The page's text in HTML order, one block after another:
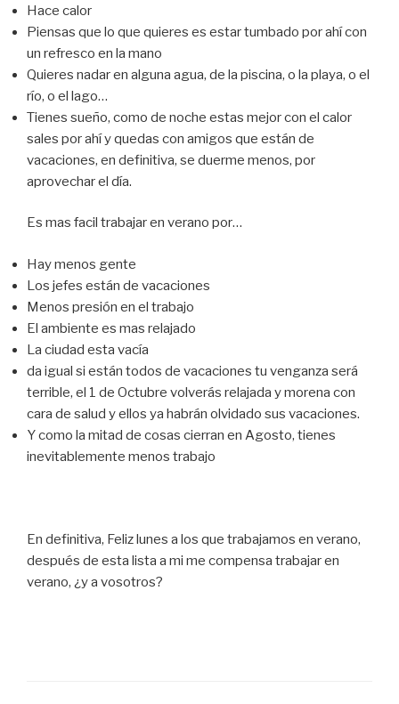
Hace calor
Piensas que lo que quieres es estar tumbado por ahí con
un refresco en la mano
Quieres nadar en alguna agua, de la piscina, o la playa, o el
río, o el lago…
Tienes sueño, como de noche estas mejor con el calor
sales por ahí y quedas con amigos que están de
vacaciones, en definitiva, se duerme menos, por
aprovechar el día.
Es mas facil trabajar en verano por…
Hay menos gente
Los jefes están de vacaciones
Menos presión en el trabajo
El ambiente es mas relajado
La ciudad esta vacía
da igual si están todos de vacaciones tu venganza será
terrible, el 1 de Octubre volverás relajada y morena con
cara de salud y ellos ya habrán olvidado sus vacaciones.
Y como la mitad de cosas cierran en Agosto, tienes
inevitablemente menos trabajo
En definitiva, Feliz lunes a los que trabajamos en verano,
después de esta lista a mi me compensa trabajar en
verano, ¿y a vosotros?